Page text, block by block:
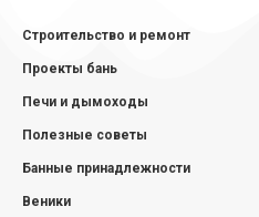
Строительство и ремонт
Проекты бань
Печи и дымоходы
Полезные советы
Банные принадлежности
Веники